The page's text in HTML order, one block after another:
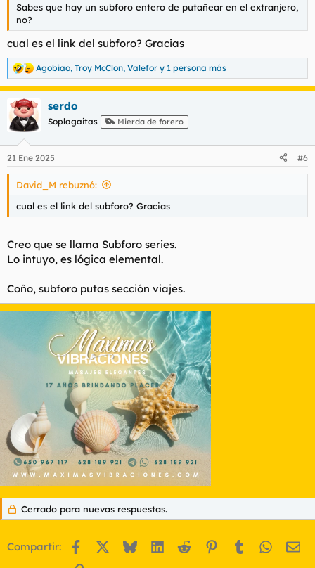
Sabes que hay un subforo entero de putañear en el extranjero,
no?
cual es el link del subforo? Gracias
R
e
a
c
c
i
e
s
Agobiao, Troy McClon, Valefor y 1 persona más
serdo
Soplagaitas Mierda de forero
21 Ene 2025 #6
David_M rebuznó:
cual es el link del subforo? Gracias
Creo que se llama Subforo series.
Lo intuyo, es lógica elemental.
Coño, subforo putas sección viajes.
Cerrado para nuevas respuestas.
Compartir: Facebook BlueskyLinkedIn
Reddit Pinterest
Tumblr